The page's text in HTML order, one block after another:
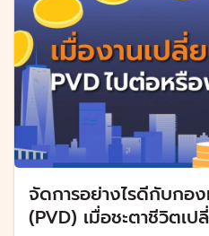
จัดการอย่างไรดีกับกอ
(PVD) เมื่อชะตาชีวิตเป